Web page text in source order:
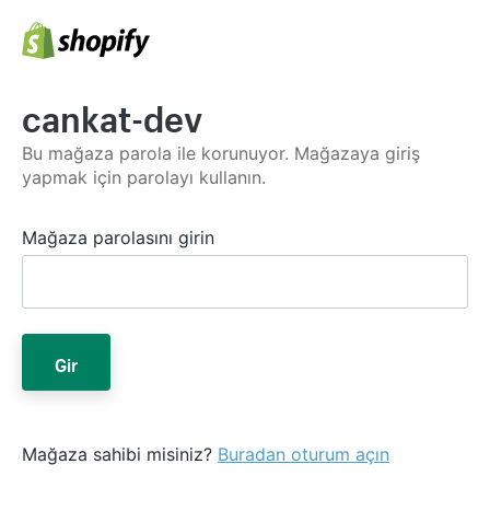
cankat-dev
Bu mağaza parola ile korunuyor. Mağazaya giriş
yapmak için parolayı kullanın.
Mağaza parolasını girin
Gir
Mağaza sahibi misiniz? Buradan oturum açın